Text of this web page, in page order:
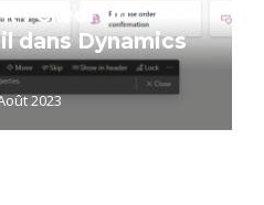
: Créer un
dans Dynamics
2023